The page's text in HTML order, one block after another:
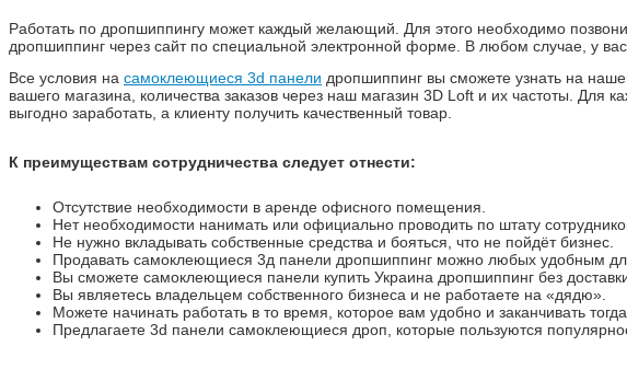
Работать по дропшиппингу может каждый желающий. Для этого необходимо
дропшиппинг через сайт по специальной электронной форме. В любом случае, у
Все условия на самоклеющиеся 3d панели дропшиппинг вы сможете узнать на
вашего магазина, количества заказов через наш магазин 3D Loft и их частоты. Для
выгодно заработать, а клиенту получить качественный товар.
К преимуществам сотрудничества следует отнести:
Отсутствие необходимости в аренде офисного помещения.
Нет необходимости нанимать или официально проводить по штату
Не нужно вкладывать собственные средства и бояться, что не пойдёт бизнес.
Продавать самоклеющиеся 3д панели дропшиппинг можно любых удобным
Вы сможете самоклеющиеся панели купить Украина дропшиппинг без
Вы являетесь владельцем собственного бизнеса и не работаете на «дядю».
Можете начинать работать в то время, которое вам удобно и заканчивать
Предлагаете 3d панели самоклеющиеся дроп, которые пользуются